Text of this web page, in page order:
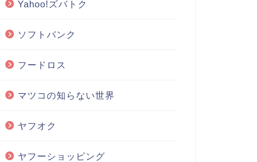
Yahoo!ズバトク
ソフトバンク
フードロス
マツコの知らない世界
ヤフオク
ヤフーショッピング